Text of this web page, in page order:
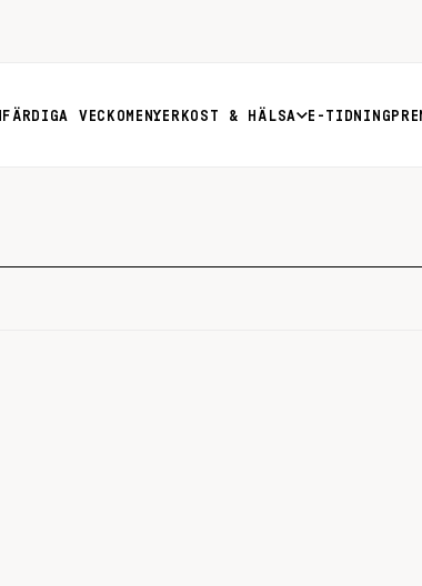
FÄRDIGA VECKOMENYER KOST & HÄLSA E-TIDNING